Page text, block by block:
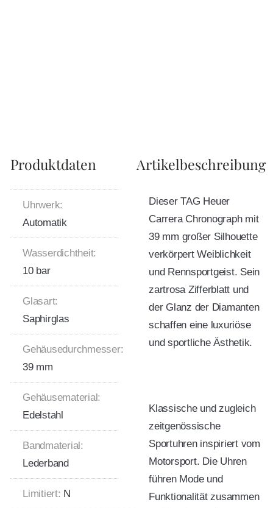
Produktdaten
Uhrwerk:
Automatik
Wasserdichtheit:
10 bar
Glasart:
Saphirglas
Gehäusedurchmesser:
39 mm
Gehäusematerial:
Edelstahl
Bandmaterial:
Lederband
Limitiert: N
Artikelbeschreibung
Dieser TAG Heuer
Carrera Chronograph mit
39 mm großer Silhouette
verkörpert Weiblichkeit
und Rennsportgeist. Sein
zartrosa Zifferblatt und
der Glanz der Diamanten
schaffen eine luxuriöse
und sportliche Ästhetik.
Klassische und zugleich
zeitgenössische
Sportuhren inspiriert vom
Motorsport. Die Uhren
führen Mode und
Funktionalität zusammen